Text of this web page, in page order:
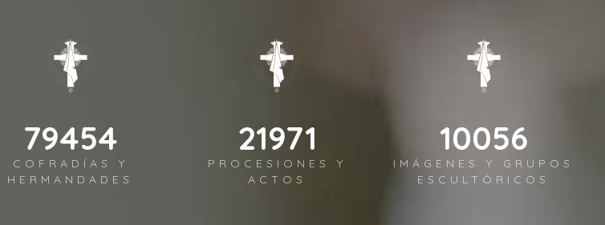
94589
COFRADÍAS Y
HERMANDADES
26156
PROCESIONES Y
ACTOS
11972
IMÁGENES Y GRUPOS
ESCULTÓRICOS